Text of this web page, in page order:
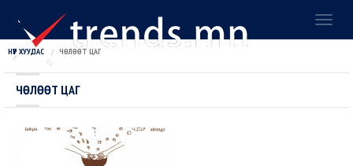
НҮҮР ХУУДАС ЧӨЛӨӨТ ЦАГ
ЧӨЛӨӨТ ЦАГ